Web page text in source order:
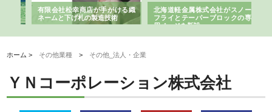
有限会社松幸商店が手がける織
ネームと下げ札の製造技術
北海道軽金属株式会社がスノー
フライとテーパーブロックの専
用ページを新設
ホーム > その他業種 > その他_法人・企業
ＹＮコーポレーション株式会社